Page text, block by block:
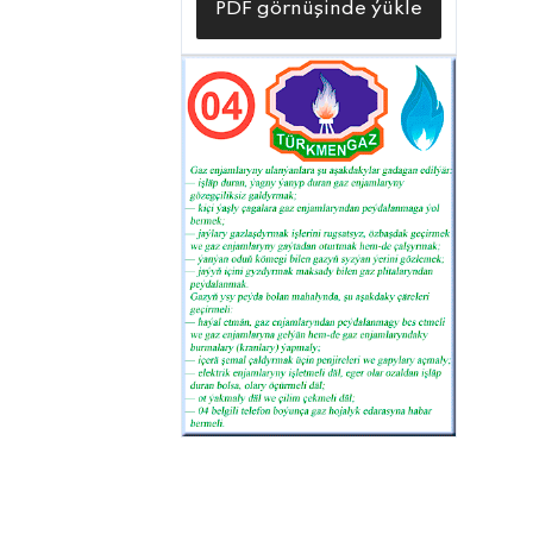
PDF görnüşinde ýükle